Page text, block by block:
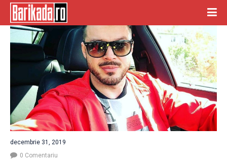
decembrie 31, 2019
0 Comentariu